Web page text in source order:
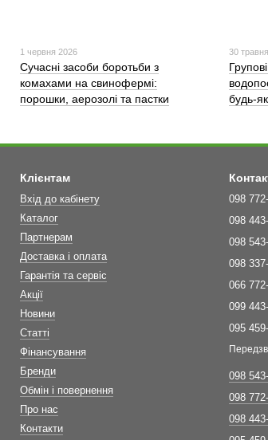
1 червня 2026
Сучасні засоби боротьби з
комахами на свинофермі:
порошки, аерозолі та пастки
30
будь-
Клієнтам
Вхід до кабінету
Каталог
Партнерам
Доставка і оплата
Гарантія та сервіс
Акції
Новини
Статті
Фінансування
Бренди
Обмін і повернення
Про нас
Контакти
098
098
098
098
066
099
095
098
098
098